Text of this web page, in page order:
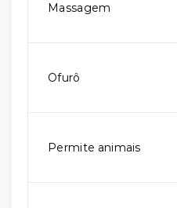
Massagem
Ofurô
Permite animais